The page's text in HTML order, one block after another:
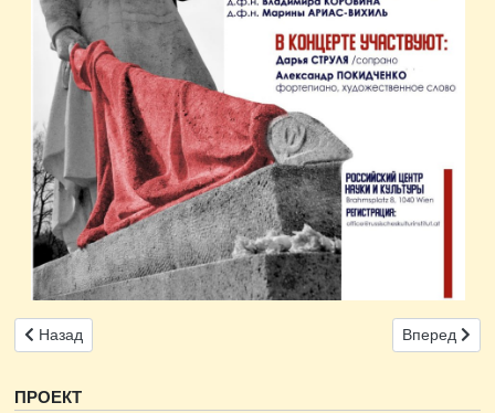
Предыдущий: 26 апреля 2025 г. прошел научный семинар
Назад Следующий:
Вперед
ПРОЕКТ